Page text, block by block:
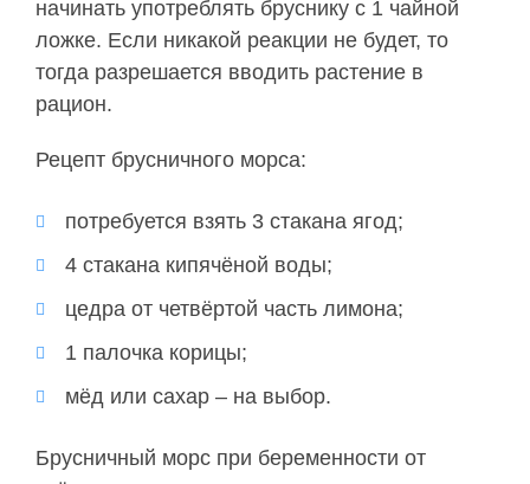
начинать употреблять бруснику с 1 чайной
ложке. Если никакой реакции не будет, то
тогда разрешается вводить растение в
рацион.
Рецепт брусничного морса:
потребуется взять 3 стакана ягод;
4 стакана кипячёной воды;
цедра от четвёртой часть лимона;
1 палочка корицы;
мёд или сахар – на выбор.
Брусничный морс при беременности от